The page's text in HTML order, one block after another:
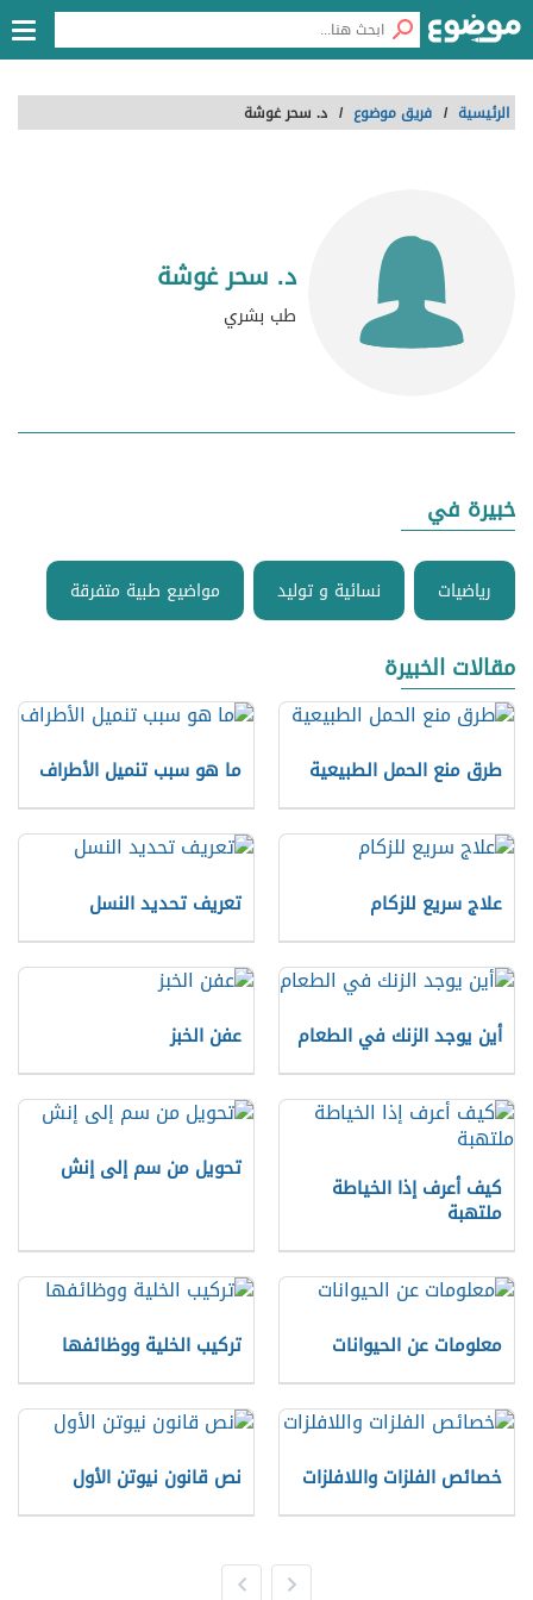
الرئيسية / فريق موضوع / د. سحر غوشة
د. سحر غوشة
طب بشري
خبيرة في
رياضيات نسائية و توليد مواضيع طبية متفرقة
مقالات الخبيرة
طرق منع الحمل الطبيعية ما هو سبب تنميل الأطراف
علاج سريع للزكام تعريف تحديد النسل
أين يوجد الزنك في الطعام عفن الخبز
كيف أعرف إذا الخياطة
ملتهبة
تحويل من سم إلى إنش
معلومات عن الحيوانات تركيب الخلية ووظائفها
خصائص الفلزات واللافلزات نص قانون نيوتن الأول